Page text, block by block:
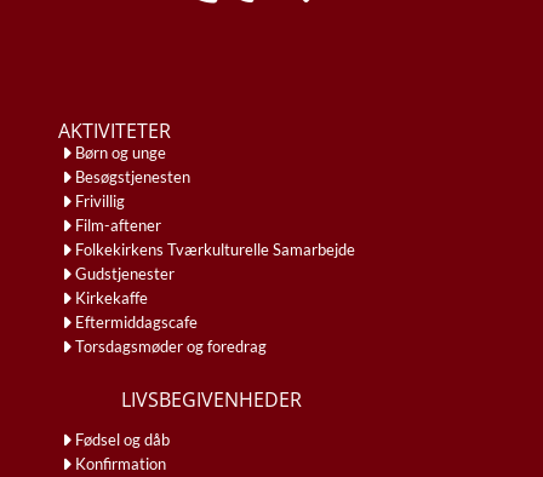
AKTIVITETER
Børn og unge
Besøgstjenesten
Frivillig
Film-aftener
Folkekirkens Tværkulturelle Samarbejde
Gudstjenester
Kirkekaffe
Eftermiddagscafe
Torsdagsmøder og foredrag
LIVSBEGIVENHEDER
Fødsel og dåb
Konfirmation